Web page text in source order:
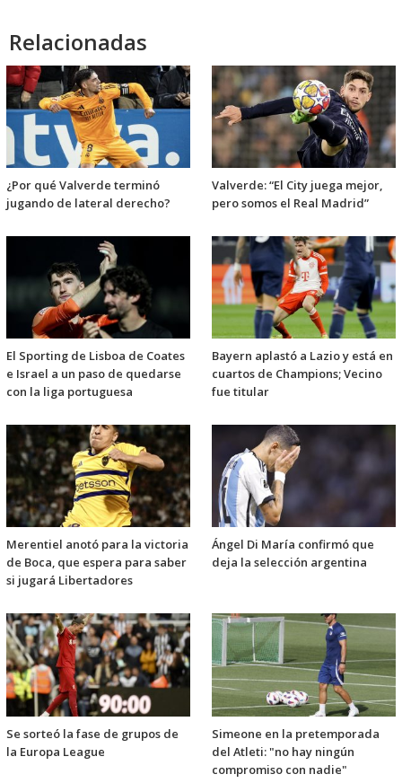
Relacionadas
¿Por qué Valverde terminó
jugando de lateral derecho?
Valverde: “El City juega mejor,
pero somos el Real Madrid”
El Sporting de Lisboa de Coates
e Israel a un paso de quedarse
con la liga portuguesa
Bayern aplastó a Lazio y está en
cuartos de Champions; Vecino
fue titular
Merentiel anotó para la victoria
de Boca, que espera para saber
si jugará Libertadores
Ángel Di María confirmó que
deja la selección argentina
Se sorteó la fase de grupos de
la Europa League
Simeone en la pretemporada
del Atleti: "no hay ningún
compromiso con nadie"